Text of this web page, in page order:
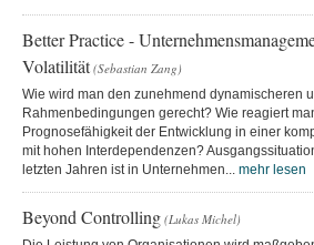
Better Practice -
Volatilität (Sebastian Zang)
Wie wird man den zunehmend dynamischeren
Rahmenbedingungen gerecht? Wie reagiert
Prognosefähigkeit der Entwicklung in einer
mit hohen Interdependenzen?
letzten Jahren ist in Unternehmen... mehr lesen
Beyond Controlling (Lukas Michel)